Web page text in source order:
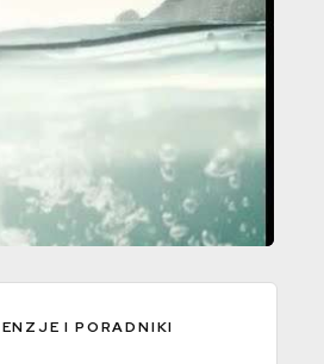
I PORADNIKI